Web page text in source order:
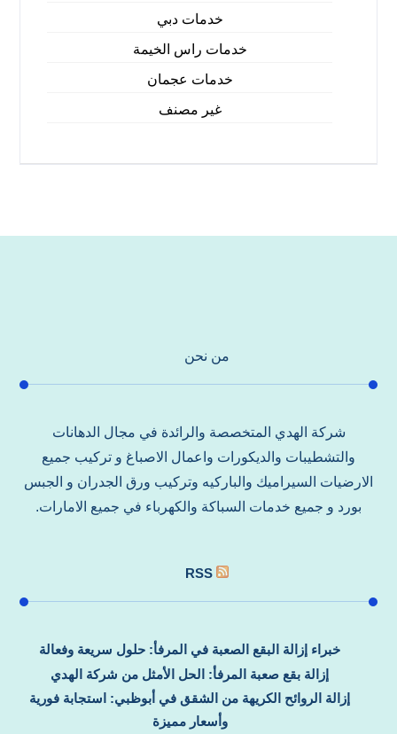
خدمات دبي
خدمات راس الخيمة
خدمات عجمان
غير مصنف
من نحن
شركة الهدي المتخصصة والرائدة في مجال الدهانات
والتشطيبات والديكورات واعمال الاصباغ و تركيب جميع
الارضيات السيراميك والباركيه وتركيب ورق الجدران و الجبس
بورد و جميع خدمات السباكة والكهرباء في جميع الامارات.
RSS
خبراء إزالة البقع الصعبة في المرفأ: حلول سريعة وفعالة
إزالة بقع صعبة المرفأ: الحل الأمثل من شركة الهدي
إزالة الروائح الكريهة من الشقق في أبوظبي: استجابة فورية
وأسعار مميزة